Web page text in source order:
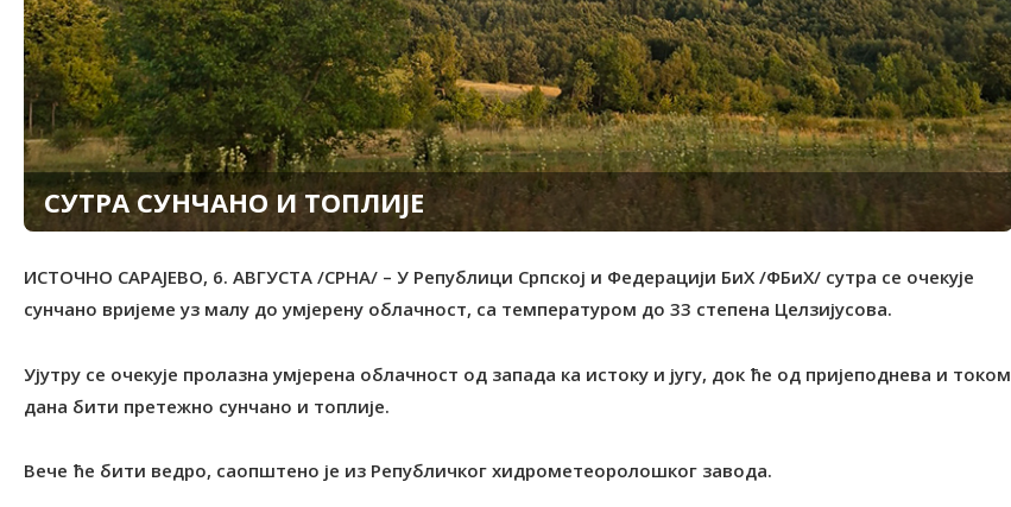
СУТРА СУНЧАНО И ТОПЛИЈЕ
ИСТОЧНО САРАЈЕВО, 6. АВГУСТА /СРНА/ – У Републици Српској и Федерацији БиХ /ФБиХ/ сутра се очекује
сунчано вријеме уз малу до умјерену облачност, са температуром до 33 степена Целзијусова.
Ујутру се очекује пролазна умјерена облачност од запада ка истоку и југу, док ће од пријеподнева и током
дана бити претежно сунчано и топлије.
Вече ће бити ведро, саопштено је из Републичког хидрометеоролошког завода.